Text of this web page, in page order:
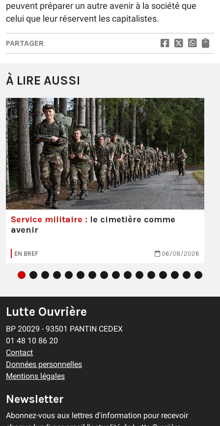
peuvent préparer un autre avenir à la société que
celui que leur réservent les capitalistes.
PARTAGER
À LIRE AUSSI
Service militaire : le cimetière comme
avenir
EN BREF 06/08/2026
Lutte Ouvrière
BP 20029 - 93501 PANTIN CEDEX
01 48 10 86 20
Contact
Données personnelles
Mentions légales
Newsletter
Abonnez-vous aux lettres d'information pour recevoir